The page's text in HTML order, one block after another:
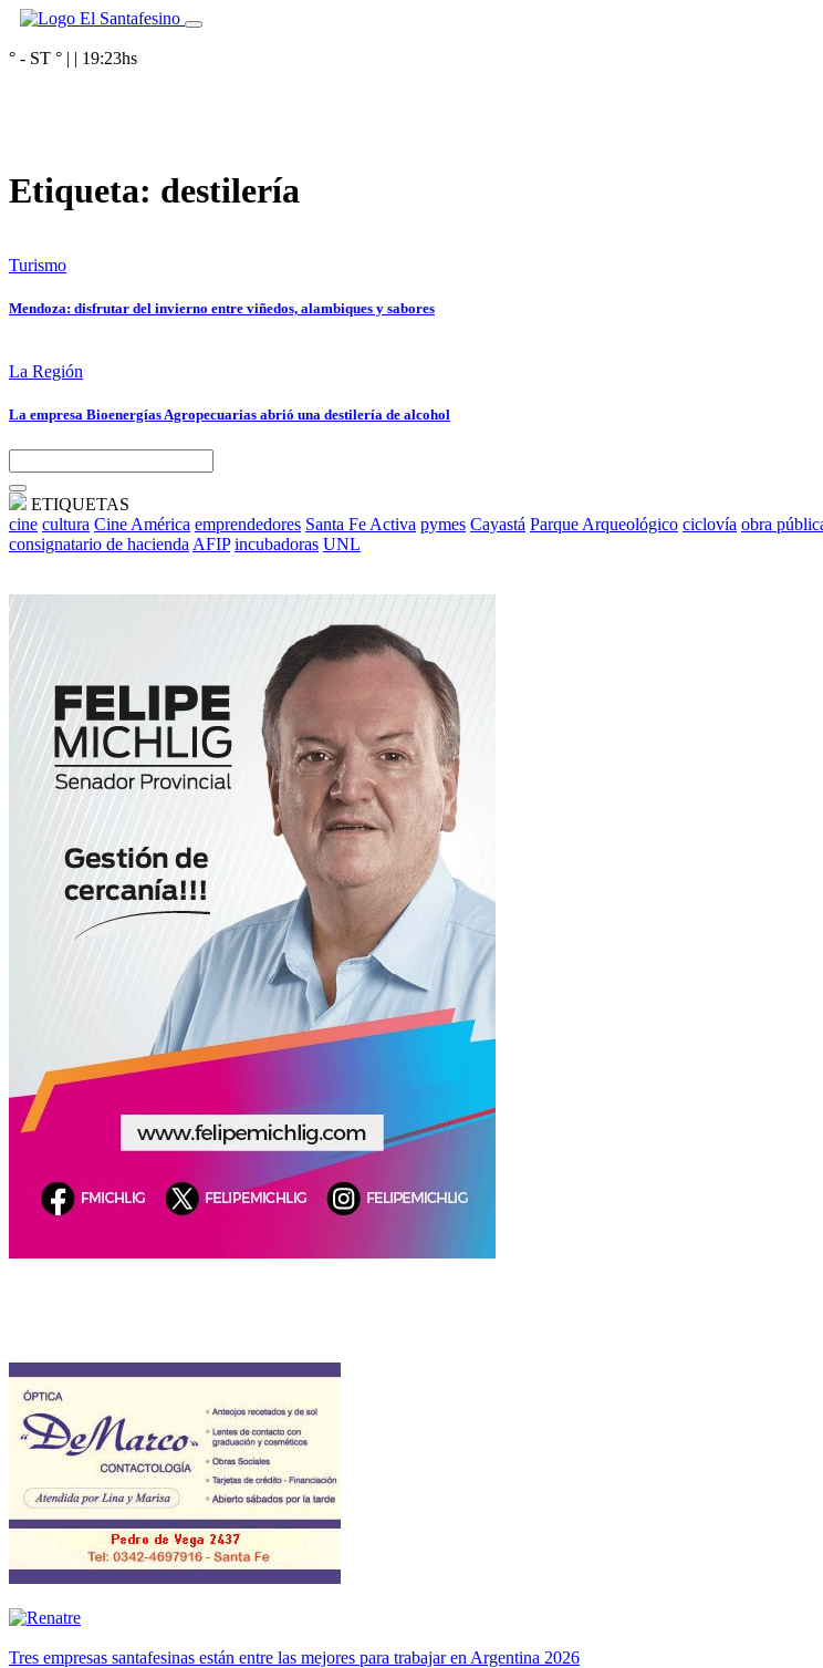
° - ST ° | | 19:23hs
Etiqueta: destilería
Turismo
Mendoza: disfrutar del invierno entre viñedos, alambiques y sabores
La Región
La empresa Bioenergías Agropecuarias abrió una destilería de alcohol
ETIQUETAS
cine cultura Cine América emprendedores Santa Fe Activa pymes Cayastá Parque Arqueológico ciclovía obra
consignatario de hacienda AFIP incubadoras UNL
Tres empresas santafesinas están entre las mejores para trabajar en Argentina 2026